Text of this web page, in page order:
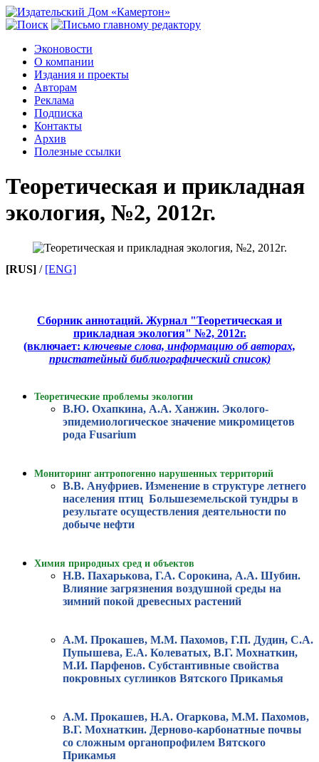
Эконовости
О компании
Издания и проекты
Авторам
Реклама
Подписка
Контакты
Архив
Полезные ссылки
Теоретическая и прикладная
экология, №2, 2012г.
[RUS] / [ENG]
Сборник аннотаций. Журнал "Теоретическая и
прикладная экология" №2, 2012г.
(включает: ключевые слова, информацию об авторах,
пристатейный библиографический список)
Теоретические проблемы экологии
В.Ю. Охапкина, А.А. Ханжин. Эколого-
эпидемиологическое значение микромицетов
рода Fusarium
Мониторинг антропогенно нарушенных территорий
В.В. Ануфриев. Изменение в структуре летнего
населения птиц Большеземельской тундры в
результате осуществления деятельности по
добыче нефти
Химия природных сред и объектов
Н.В. Пахарькова, Г.А. Сорокина, А.А. Шубин.
Влияние загрязнения воздушной среды на
зимний покой древесных растений
А.М. Прокашев, М.М. Пахомов, Г.П. Дудин, С.А.
Пупышева, Е.А. Колеватых, В.Г. Мохнаткин,
М.И. Парфенов. Субстантивные свойства
покровных суглинков Вятского Прикамья
А.М. Прокашев, Н.А. Огаркова, М.М. Пахомов,
В.Г. Мохнаткин. Дерново-карбонатные почвы
со сложным органопрофилем Вятского
Прикамья